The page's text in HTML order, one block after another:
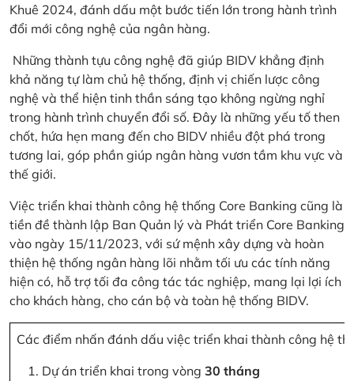
Khuê 2024, đánh dấu một bước tiến lớn trong hành trình
đổi mới công nghệ của ngân hàng.
Những thành tựu công nghệ đã giúp BIDV khẳng định
khả năng tự làm chủ hệ thống, định vị chiến lược công
nghệ và thể hiện tinh thần sáng tạo không ngừng nghỉ
trong hành trình chuyển đổi số. Đây là những yếu tố then
chốt, hứa hẹn mang đến cho BIDV nhiều đột phá trong
tương lai, góp phần giúp ngân hàng vươn tầm khu vực và
thế giới.
Việc triển khai thành công hệ thống Core Banking cũng là
tiền đề thành lập Ban Quản lý và Phát triển Core Banking
vào ngày 15/11/2023, với sứ mệnh xây dựng và hoàn
thiện hệ thống ngân hàng lõi nhằm tối ưu các tính năng
hiện có, hỗ trợ tối đa công tác tác nghiệp, mang lại lợi ích
cho khách hàng, cho cán bộ và toàn hệ thống BIDV.
Các điểm nhấn đánh dấu việc triển khai thành công hệ
Dự án triển khai trong vòng 30 tháng